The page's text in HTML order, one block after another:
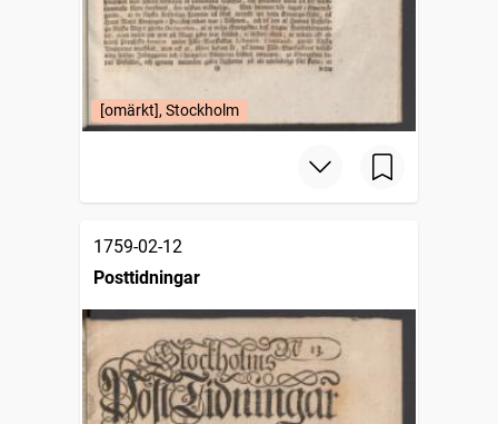
[omärkt], Stockholm
1759-02-12
Posttidningar